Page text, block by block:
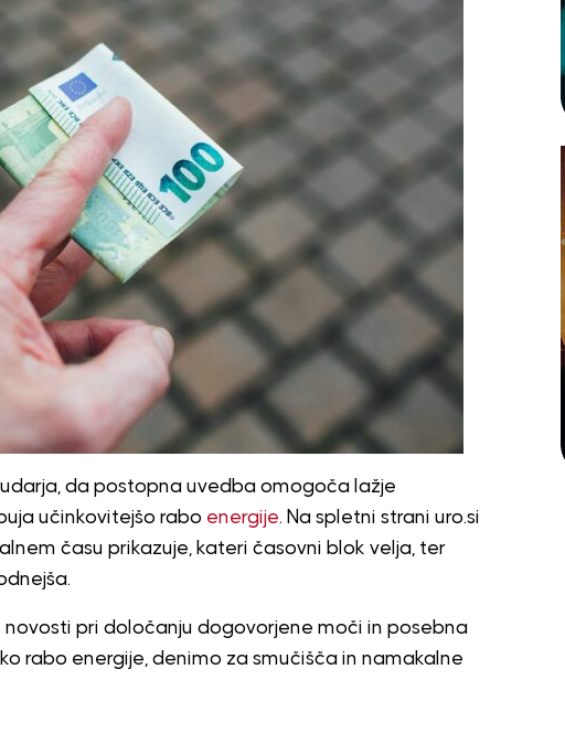
da postopna uvedba omogoča lažje
učinkovitejšo rabo energije. Na spletni strani uro.si
času prikazuje, kateri časovni blok velja, ter
pri določanju dogovorjene moči in posebna
rabo energije, denimo za smučišča in namakalne